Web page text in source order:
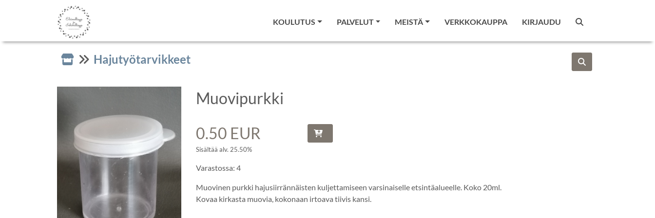
KOULUTUS PALVELUT MEISTÄ VERKKOKAUPPA KIRJAUDU
Hajutyötarvikkeet
Muovipurkki
0.50 EUR
Sisältää alv. 25.50%
Varastossa: 4
Muovinen purkki hajusiirrännäisten kuljettamiseen varsinaiselle etsintäalueelle. Koko 20ml.
Kovaa kirkasta muovia, kokonaan irtoava tiivis kansi.